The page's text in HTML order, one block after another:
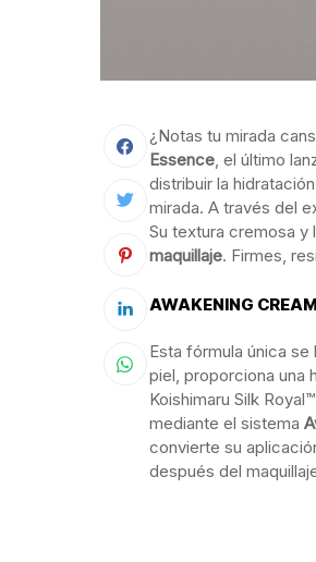
¿Notas tu mirada
Essence, el último
distribuir la
mirada. A través del
Su textura cremosa y
maquillaje. Firmes,
AWAKENING
Esta fórmula única
piel, proporciona una
Koishimaru Silk
mediante el sistema
convierte su
después del